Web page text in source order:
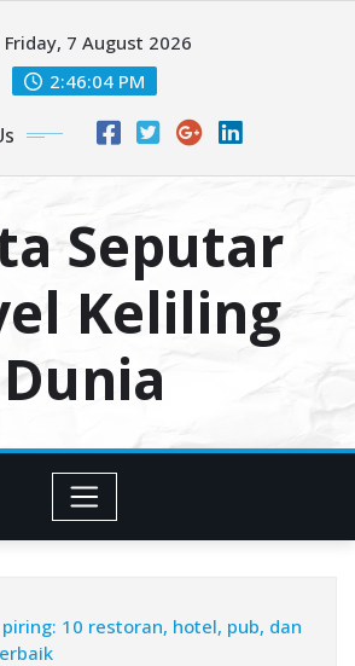
Friday, 7 August 2026
2:46:05 PM
Seputar
Keliling
Dunia
piring: 10 restoran, hotel, рub, dan